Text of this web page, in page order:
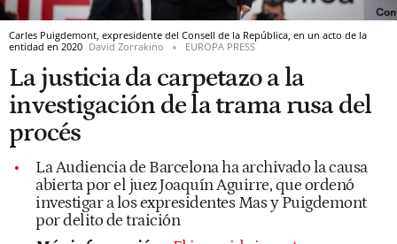
Carles Puigdemont, expresidente del Consell de la República, en un acto de la
entidad en 2020 David Zorrakino EUROPA PRESS
La justicia da carpetazo a la
investigación de la trama rusa del
procés
La Audiencia de Barcelona ha archivado la causa
abierta por el juez Joaquín Aguirre, que ordenó
investigar a los expresidentes Mas y Puigdemont
por delito de traición